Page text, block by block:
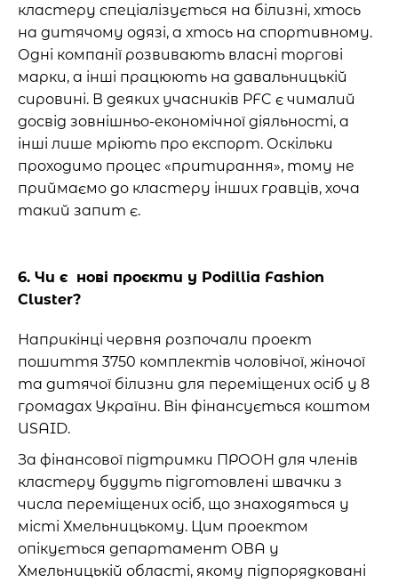
кластеру спеціалізується на білизні, хтось
на дитячому одязі, а хтось на спортивному.
Одні компанії розвивають власні торгові
марки, а інші працюють на давальницькій
сировині. В деяких учасників PFC є чималий
досвід зовнішньо-економічної діяльності, а
інші лише мріють про експорт. Оскільки
проходимо процес «притирання», тому не
приймаємо до кластеру інших гравців, хоча
такий запит є.
6. Чи є нові проєкти у Podillia Fashion
Cluster?
Наприкінці червня розпочали проект
пошиття 3750 комплектів чоловічої, жіночої
та дитячої білизни для переміщених осіб у 8
громадах України. Він фінансується коштом
USAID.
За фінансової підтримки ПРООН для членів
кластеру будуть підготовлені швачки з
числа переміщених осіб, що знаходяться у
місті Хмельницькому. Цим проектом
опікується департамент ОВА у
Хмельницькій області, якому підпорядковані